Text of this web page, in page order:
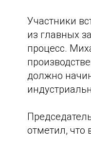
Участники
из главных
процесс.
должно
отметил, что